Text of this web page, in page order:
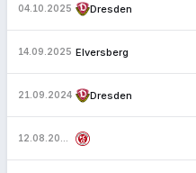
04.10.2025 Dresden
14.09.2025 Elversberg
21.09.2024 Dresden